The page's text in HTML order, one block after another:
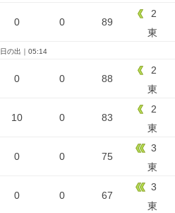
0 0 89
2
東
日の出｜05:14
0 0 88
2
東
10 0 83
2
東
0 0 75
3
東
0 0 67
3
東